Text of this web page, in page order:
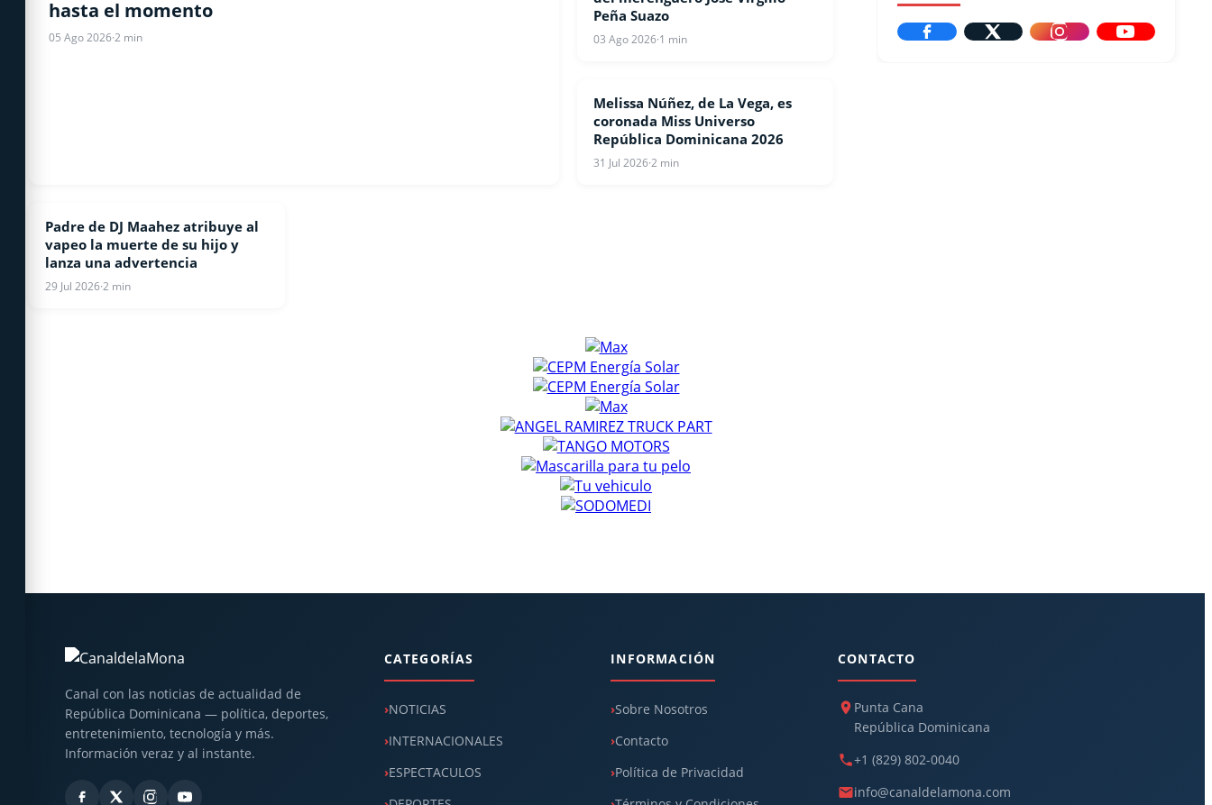
hasta el momento
05 Ago 2026·2 min
Peña Suazo
03 Ago 2026·1 min
ESPECTACULOS
Melissa Núñez, de La Vega, es
coronada Miss Universo
República Dominicana 2026
31 Jul 2026·2 min
ESPECTACULOS
Padre de DJ Maahez atribuye al
vapeo la muerte de su hijo y
lanza una advertencia
29 Jul 2026·2 min
Canal con las noticias de actualidad de
República Dominicana — política, deportes,
entretenimiento, tecnología y más.
Información veraz y al instante.
CATEGORÍAS
NOTICIAS
INTERNACIONALES
ESPECTACULOS
INFORMACIÓN
Sobre Nosotros
Contacto
Política de Privacidad
CONTACTO
Punta Cana
República Dominicana
+1 (829) 802-0040
info@canaldelamona.com